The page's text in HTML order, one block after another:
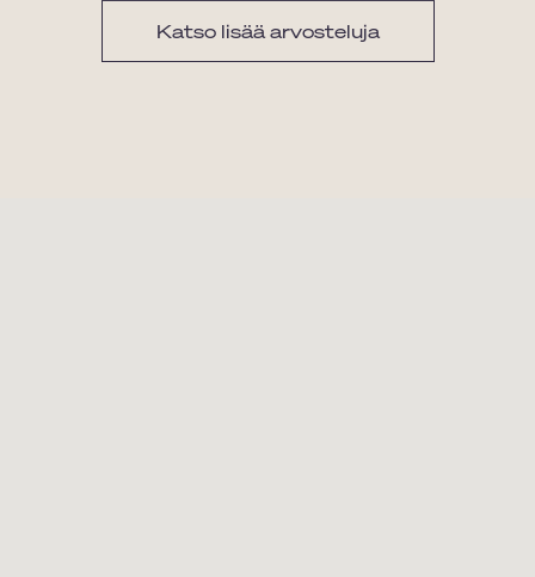
Katso lisää arvosteluja